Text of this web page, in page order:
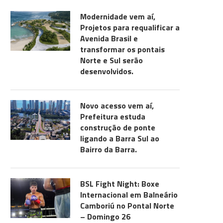
Modernidade vem aí,
Projetos para requalificar a
Avenida Brasil e
transformar os pontais
Norte e Sul serão
desenvolvidos.
Novo acesso vem aí,
Prefeitura estuda
construção de ponte
ligando a Barra Sul ao
Bairro da Barra.
BSL Fight Night: Boxe
Internacional em Balneário
Camboriú no Pontal Norte
– Domingo 26